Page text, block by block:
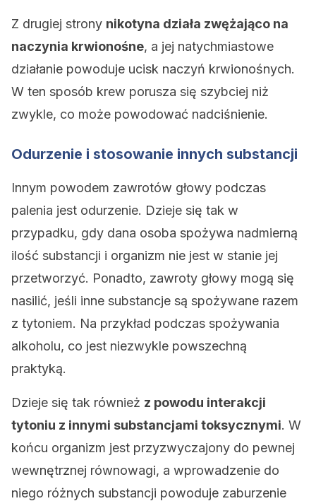
Z drugiej strony nikotyna działa zwężająco na
naczynia krwionośne, a jej natychmiastowe
działanie powoduje ucisk naczyń krwionośnych.
W ten sposób krew porusza się szybciej niż
zwykle, co może powodować nadciśnienie.
Odurzenie i stosowanie innych substancji
Innym powodem zawrotów głowy podczas
palenia jest odurzenie. Dzieje się tak w
przypadku, gdy dana osoba spożywa nadmierną
ilość substancji i organizm nie jest w stanie jej
przetworzyć. Ponadto, zawroty głowy mogą się
nasilić, jeśli inne substancje są spożywane razem
z tytoniem. Na przykład podczas spożywania
alkoholu, co jest niezwykle powszechną
praktyką.
Dzieje się tak również z powodu interakcji
tytoniu z innymi substancjami toksycznymi. W
końcu organizm jest przyzwyczajony do pewnej
wewnętrznej równowagi, a wprowadzenie do
niego różnych substancji powoduje zaburzenie